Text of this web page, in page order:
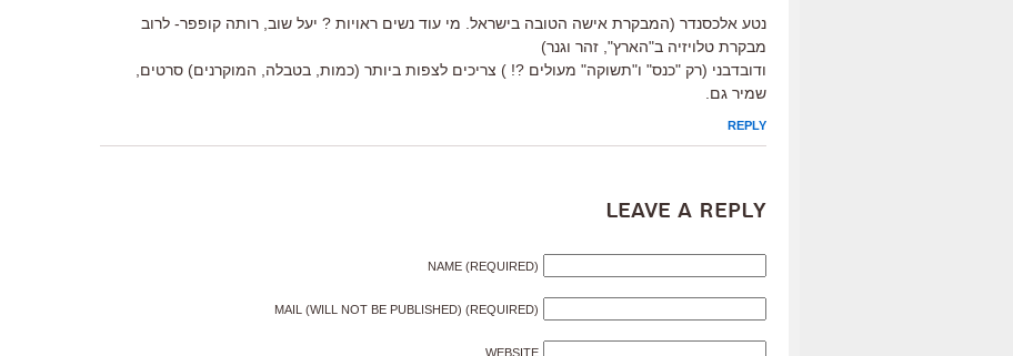
נטע אלכסנדר (המבקרת אישה הטובה בישראל. מי עוד נשים ראויות ? יעל שוב, רותה קופפר- לרוב
מבקרת טלויזיה ב"הארץ", זהר וגנר)
ודובדבני (רק "כנס" ו"תשוקה" מעולים ?! ) צריכים לצפות ביותר (כמות, בטבלה, המוקרנים) סרטים,
שמיר גם.
REPLY
Leave a Reply
NAME (REQUIRED)
MAIL (WILL NOT BE PUBLISHED) (REQUIRED)
WEBSITE